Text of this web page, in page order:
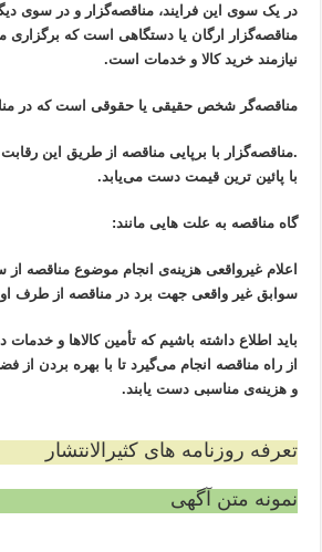
در یک سوی این فرایند، مناقصه‌گزار و در سوی
مناقصه‌گزار ارگان یا دستگاهی است که برگزاری
نیازمند خرید کالا و خدمات است.
مناقصه‌گر شخص حقیقی یا حقوقی است که در
.مناقصه‌گزار با برپایی مناقصه از طریق این
با پائین ترین قیمت دست می‌یابد.
گاه مناقصه به علت هایی مانند:
اعلام غیرواقعی هزینه‌ی انجام موضوع مناقصه از
سوابق غیر واقعی جهت برد در مناقصه از طرف
باید اطلاع داشته باشیم که تأمین کالاها و
از راه مناقصه انجام می‌گیرد تا با بهره بردن از
و هزینه‌ی مناسبی دست یابند.
تعرفه روزنامه های کثیرالانتشار
نمونه متن آگهی